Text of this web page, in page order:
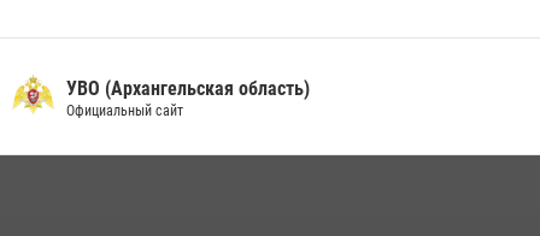
УВО (Архангельская область)
Официальный сайт